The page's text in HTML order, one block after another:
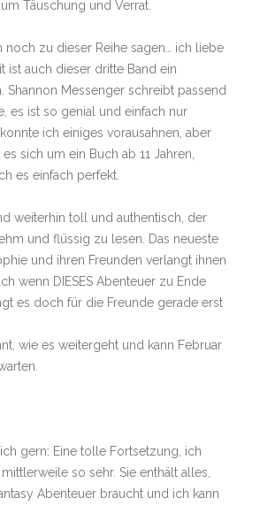
Täuschung und Verrat.
noch zu dieser Reihe sagen… ich liebe
ist auch dieser dritte Band ein
Shannon Messenger schreibt passend
es ist so genial und einfach nur
ich einiges vorausahnen, aber
sich um ein Buch ab 11 Jahren,
es einfach perfekt.
weiterhin toll und authentisch, der
und flüssig zu lesen. Das neueste
und ihren Freunden verlangt ihnen
wenn DIESES Abenteuer zu Ende
es doch für die Freunde gerade erst
wie es weitergeht und kann Februar
gern: Eine tolle Fortsetzung, ich
so sehr. Sie enthält alles,
Abenteuer braucht und ich kann